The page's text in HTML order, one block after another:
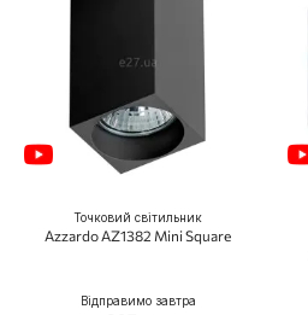
Точковий світильник
Azzardo AZ1382 Mini Square
Відправимо завтра